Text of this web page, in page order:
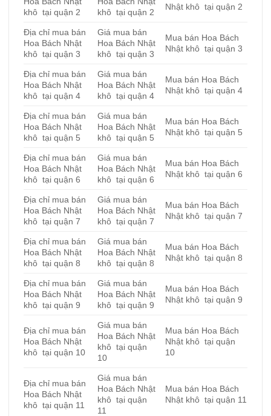
khô tại quận 2
khô tại quận 2
Nhật khô tại quận 2
Địa chỉ mua bán
Hoa Bách Nhật
khô tại quận 3
Giá mua bán
Hoa Bách Nhật
khô tại quận 3
Mua bán Hoa Bách
Nhật khô tại quận 3
Địa chỉ mua bán
Hoa Bách Nhật
khô tại quận 4
Giá mua bán
Hoa Bách Nhật
khô tại quận 4
Mua bán Hoa Bách
Nhật khô tại quận 4
Địa chỉ mua bán
Hoa Bách Nhật
khô tại quận 5
Giá mua bán
Hoa Bách Nhật
khô tại quận 5
Mua bán Hoa Bách
Nhật khô tại quận 5
Địa chỉ mua bán
Hoa Bách Nhật
khô tại quận 6
Giá mua bán
Hoa Bách Nhật
khô tại quận 6
Mua bán Hoa Bách
Nhật khô tại quận 6
Địa chỉ mua bán
Hoa Bách Nhật
khô tại quận 7
Giá mua bán
Hoa Bách Nhật
khô tại quận 7
Mua bán Hoa Bách
Nhật khô tại quận 7
Địa chỉ mua bán
Hoa Bách Nhật
khô tại quận 8
Giá mua bán
Hoa Bách Nhật
khô tại quận 8
Mua bán Hoa Bách
Nhật khô tại quận 8
Địa chỉ mua bán
Hoa Bách Nhật
khô tại quận 9
Giá mua bán
Hoa Bách Nhật
khô tại quận 9
Mua bán Hoa Bách
Nhật khô tại quận 9
Địa chỉ mua bán
Hoa Bách Nhật
khô tại quận 10
Giá mua bán
Hoa Bách Nhật
khô tại quận
10
Mua bán Hoa Bách
Nhật khô tại quận
10
Địa chỉ mua bán
Hoa Bách Nhật
khô tại quận 11
Giá mua bán
Hoa Bách Nhật
khô tại quận
11
Mua bán Hoa Bách
Nhật khô tại quận 11